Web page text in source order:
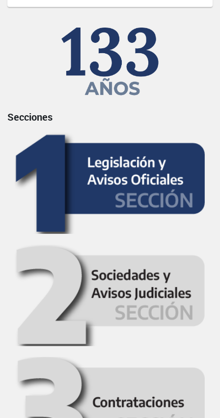
Secciones